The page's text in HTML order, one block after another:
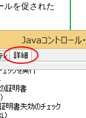
ルを促された